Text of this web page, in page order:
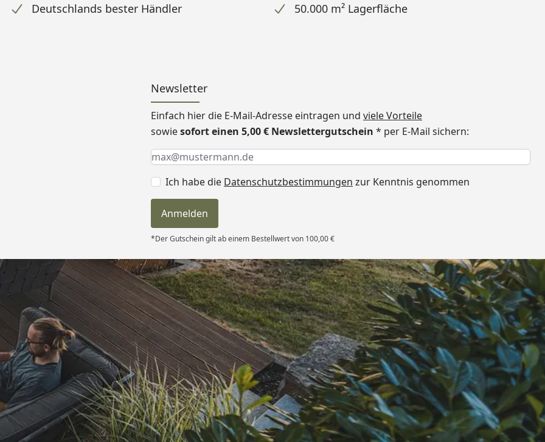
Deutschlands bester Händler 50.000 m² Lagerfläche
Newsletter
Einfach hier die E-Mail-Adresse eintragen und viele Vorteile
sowiesofort einen 5,00 € Newslettergutschein * per E-Mail sichern:
Keine Eingabe erforderlich
Eingabe erforderlich
E-Mail *
Ich habe die Datenschutzbestimmungen zur Kenntnis genommen
Anmelden
*Der Gutschein gilt ab einem Bestellwert von 100,00 €
wurde
Versand
Akzeptierte Zahlungsarten